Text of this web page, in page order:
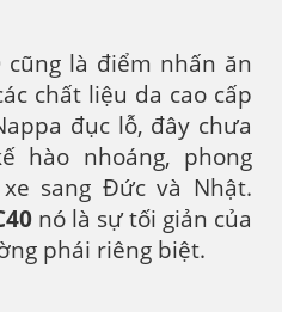
cũng là điểm nhấn ăn
chất liệu da cao cấp
đục lỗ, đây chưa
hào nhoáng, phong
sang Đức và Nhật.
nó là sự tối giản của
phái riêng biệt.